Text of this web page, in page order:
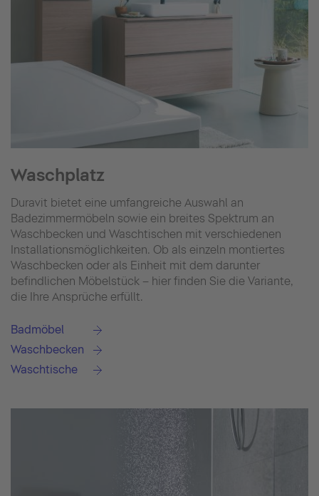
Waschplatz
Duravit bietet eine umfangreiche Auswahl an
Badezimmermöbeln sowie ein breites Spektrum an
Waschbecken und Waschtischen mit verschiedenen
Installationsmöglichkeiten. Ob als einzeln montiertes
Waschbecken oder als Einheit mit dem darunter
befindlichen Möbelstück – hier finden Sie die Variante,
die Ihre Ansprüche erfüllt.
Badmöbel
Waschbecken
Waschtische